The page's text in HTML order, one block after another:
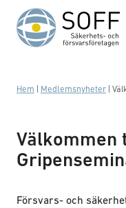
Hoppa till innehåll
Hem Medlemsnyheter
Välkommen
Försvars- och